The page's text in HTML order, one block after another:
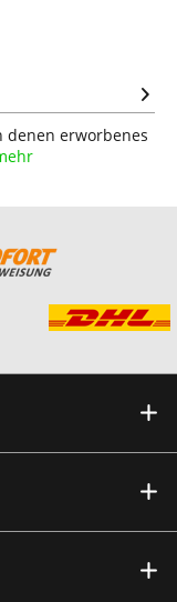
denen erworbenes